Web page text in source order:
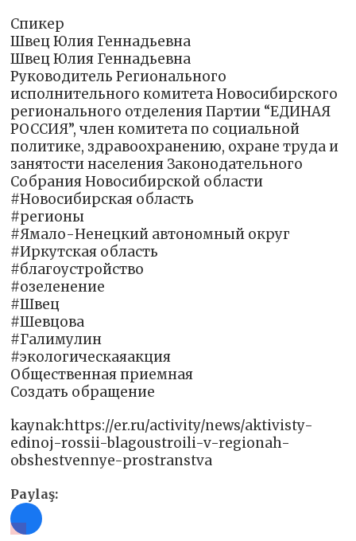
Спикер
Швец Юлия Геннадьевна
Швец Юлия Геннадьевна
Руководитель Регионального
исполнительного комитета Новосибирского
регионального отделения Партии “ЕДИНАЯ
РОССИЯ”, член комитета по социальной
политике, здравоохранению, охране труда и
занятости населения Законодательного
Собрания Новосибирской области
#Новосибирская область
#регионы
#Ямало-Ненецкий автономный округ
#Иркутская область
#благоустройство
#озеленение
#Швец
#Шевцова
#Галимулин
#экологическаяакция
Общественная приемная
Создать обращение
kaynak:https://er.ru/activity/news/aktivisty-
edinoj-rossii-blagoustroili-v-regionah-
obshestvennye-prostranstva
Paylaş: